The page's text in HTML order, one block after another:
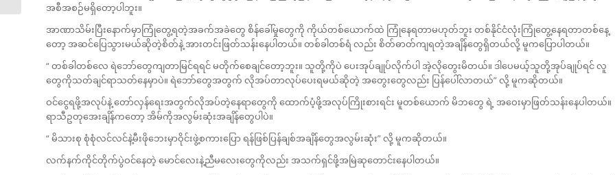
အစီအစဉ်မရှိတော့ပါဘူး။
အာဏာသိမ်းပြီးနောက်မှာကြုံတွေ့ရတဲ့အခက်အခဲတွေ စိန်ခေါ်မှုတွေကို ကိုယ်တစ်ယောက်ထဲ ကြုံနေရတာမဟုတ်ဘူး တစ်နိုင်ငံလုံးကြုံတွေ့နေရတာတစ်နေ့
တော့ အဆင်ပြေသွားမယ်ဆိုတဲ့စိတ်နဲ့ အားတင်းဖြတ်သန်းနေပါတယ်။ တစ်ခါတစ်ရံ လည်း စိတ်ဓာတ်ကျရတဲ့အချိန်တွေရှိတယ်လို့ မူကပြောပါတယ်။
“ တစ်ခါတစ်လေ ရဲဘော်တွေကျတာမြင်ရရင် မတိုက်စေချင်တော့ဘူး။ သူတို့ကိုပဲ ပေးအုပ်ချုပ်လိုက်ပါ အဲ့လိုတွေးမိတယ်။ ဒါပေမယ့်သူတို့အုပ်ချုပ်ရင် လူ
တွေကိုသတ်ချင်ရာသတ်နေမှာပဲ။ ရဲဘော်တွေအတွက် လိုအပ်တာလုပ်ပေးရမယ်ဆိုတဲ့ အတွေးတွေလည်း ပြန်ပေါ်လာတယ်” လို့ မူကဆိုတယ်။
ဝင်ငွေရဖို့အလုပ်နဲ့ တော်လှန်ရေးအတွက်လိုအပ်တဲ့နေရာတွေကို ထောက်ပံ့ဖို့အလုပ်ကြိုးစားရင်း မူတစ်ယောက် မိဘတွေ ရဲ့ အဝေးမှာဖြတ်သန်းနေပါတယ်။
ရာသီဥတုအေးချိန်ကတော့ အိမ်ကိုအလွမ်းဆုံးအချိန်တွေပါပဲ။
“ မိသားစု စုံစုံလင်လင်နဲ့မီးဖိုဘေးမှာဝိုင်းဖွဲ့စကားပြော ရန်ဖြစ်ပြန်ချစ်အချိန်တွေအလွမ်းဆုံး” လို့ မူကဆိုတယ်။
လက်နက်ကိုင်တိုက်ပွဲဝင်နေတဲ့ မောင်လေးနဲ့ညီမလေးတွေကိုလည်း အသက်ရှင်ဖို့အမြဲဆုတောင်းနေပါတယ်။